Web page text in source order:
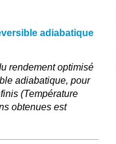
adiabatique
rendement optimisé
adiabatique, pour
(Température
obtenues est